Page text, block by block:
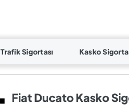
Trafik Sigortası Kasko
Fiat Ducato Kasko